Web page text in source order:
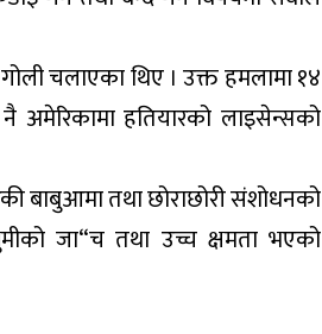
चलाएका थिए । उक्त हमलामा १४
अमेरिकामा हतियारको लाइसेन्सको
बाबुआमा तथा छोराछोरी संशोधनको
जा“च तथा उच्च क्षमता भएको